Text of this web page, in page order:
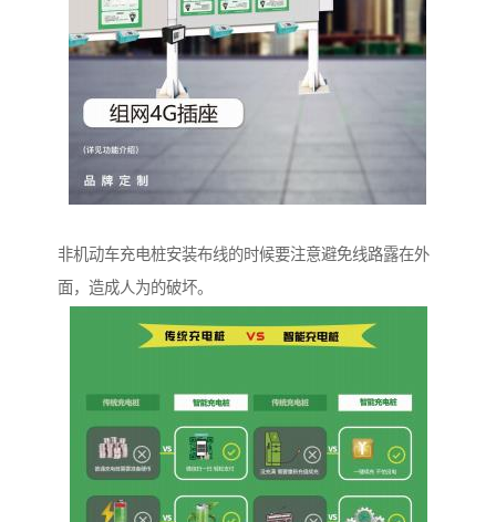
非机动车充电桩安装布线的时候要注意避免线路露在外
面，造成人为的破坏。